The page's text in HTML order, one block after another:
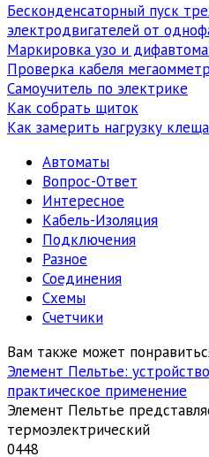
Бесконденсаторный пуск
электродвигателей от
Маркировка узо и
Проверка кабеля
Самоучитель по электрике
Как собрать щиток
Как замерить нагрузку
Автоматы
Вопрос-Ответ
Интересное
Кабель-Изоляция
Подключения
Разное
Соединения
Схемы
Счетчики
Вам также может
Элемент Пельтье:
практическое применение
Элемент Пельтье
термоэлектрический
0448